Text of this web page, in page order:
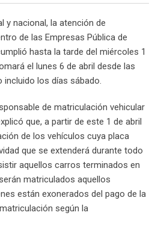
y nacional, la atención de
de las Empresas Pública de
hasta la tarde del miércoles 1
el lunes 6 de abril desde las
incluido los días sábado.
de matriculación vehicular
que, a partir de este 1 de abril
de los vehículos cuya placa
que se extenderá durante todo
aquellos carros terminados en
matriculados aquellos
están exonerados del pago de la
según la